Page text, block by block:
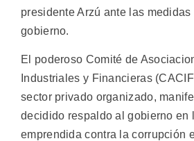
presidente Arzú ante las medidas
gobierno.
El poderoso Comité de
Industriales y Financieras
sector privado organizado,
decidido respaldo al gobierno en
emprendida contra la corrupción